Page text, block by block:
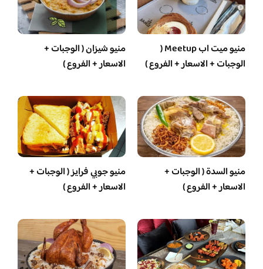
منيو ميت اب Meetup (
الوجبات + الاسعار + الفروع )
منيو شيزان ( الوجبات +
الاسعار + الفروع )
منيو السدة ( الوجبات +
الاسعار + الفروع )
منيو جوبي فرايز ( الوجبات +
الاسعار + الفروع )